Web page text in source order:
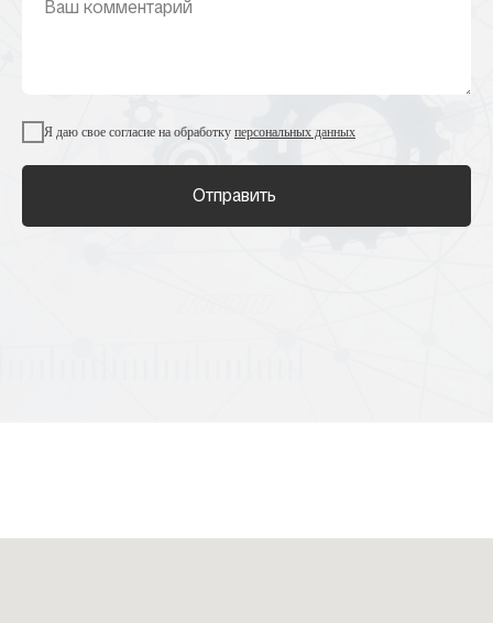
Я даю свое согласие на обработку персональных данных
Отправить